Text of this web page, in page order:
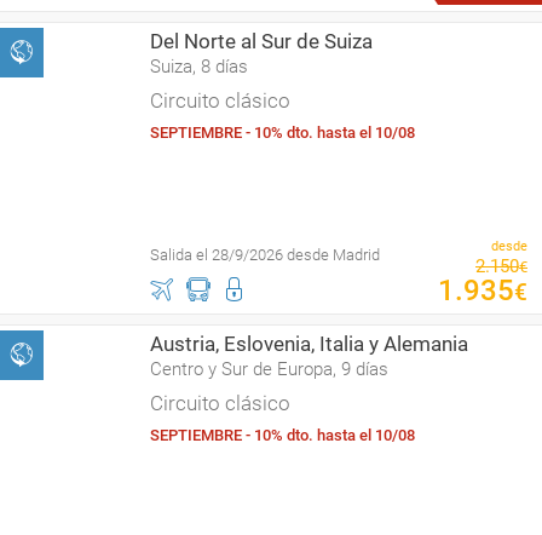
Del Norte al Sur de Suiza
Suiza, 8 días
Circuito clásico
SEPTIEMBRE - 10% dto. hasta el 10/08
Salida el 28/9/2026 desde Madrid desde
2.150€
1 .935€
Austria, Eslovenia, Italia y Alemania
Centro y Sur de Europa, 9 días
Circuito clásico
SEPTIEMBRE - 10% dto. hasta el 10/08